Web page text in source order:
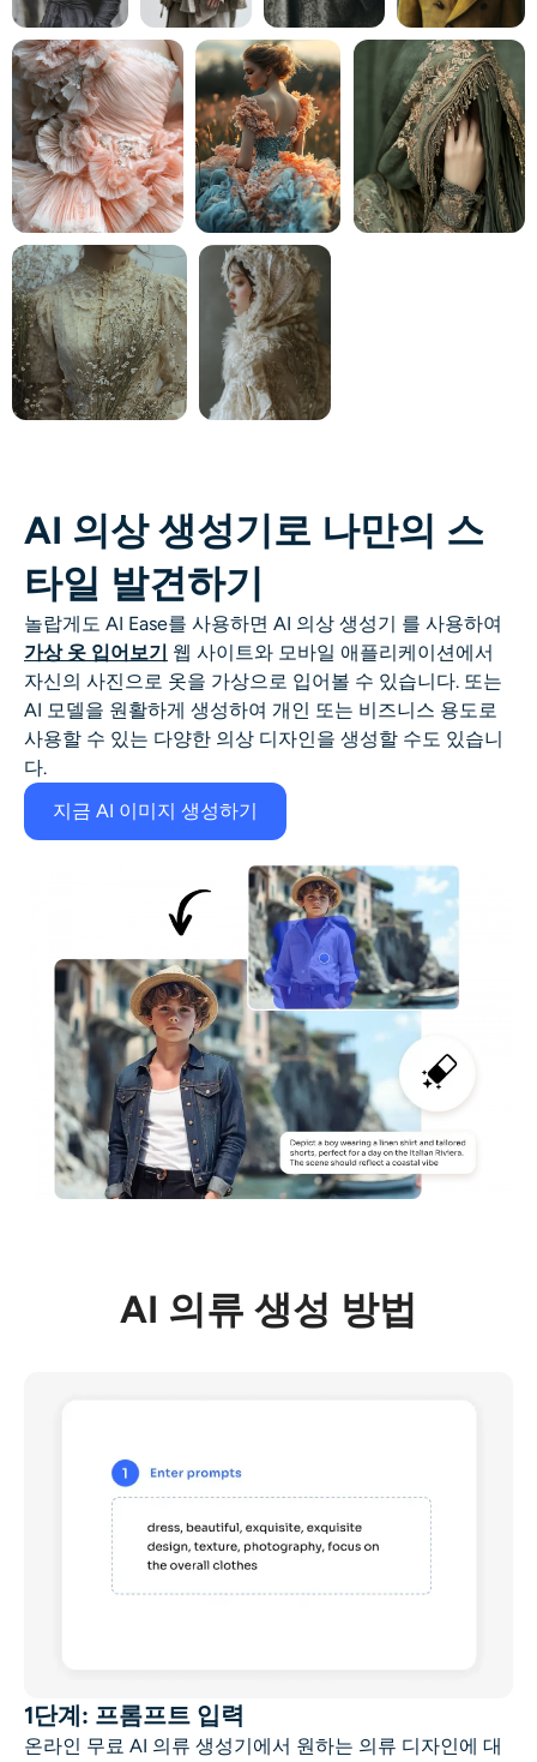
AI 의상 생성기로 나만의 스
타일 발견하기
놀랍게도 AI Ease를 사용하면 AI 의상 생성기
를 사용하여
가상 옷 입어보기 웹 사이트와 모바일 애플리케이션에서
자신의 사진으로 옷을 가상으로 입어볼 수 있습니다. 또는
AI 모델을 원활하게 생성하여 개인 또는 비즈니스 용도로
사용할 수 있는 다양한 의상 디자인을 생성할 수도 있습니
다.
지금 AI 이미지 생성하기
AI 의류 생성 방법
1단계: 프롬프트 입력
온라인 무료 AI 의류 생성기에서 원하는 의류 디자인에 대